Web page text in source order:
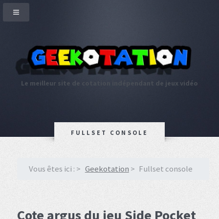
Le meilleur site de cotation indépendant de jeux vidéo
FULLSET CONSOLE
Vous êtes ici : Geekotation Fullset console
Cote argus du jeu Side Pocket